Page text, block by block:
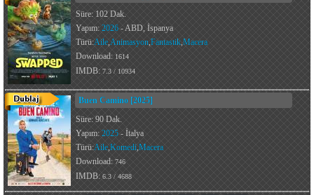
Süre: 102 Dak.
Yapım: 2026 - ABD, İspanya
Türü:Aile,Animasyon,Fantastik,Macera
Download: 1614
IMDB: 7.3 / 10934
Buen Camino [2025]
Süre: 90 Dak.
Yapım: 2025 - İtalya
Türü:Aile,Komedi,Macera
Download: 746
IMDB: 6.3 / 4688